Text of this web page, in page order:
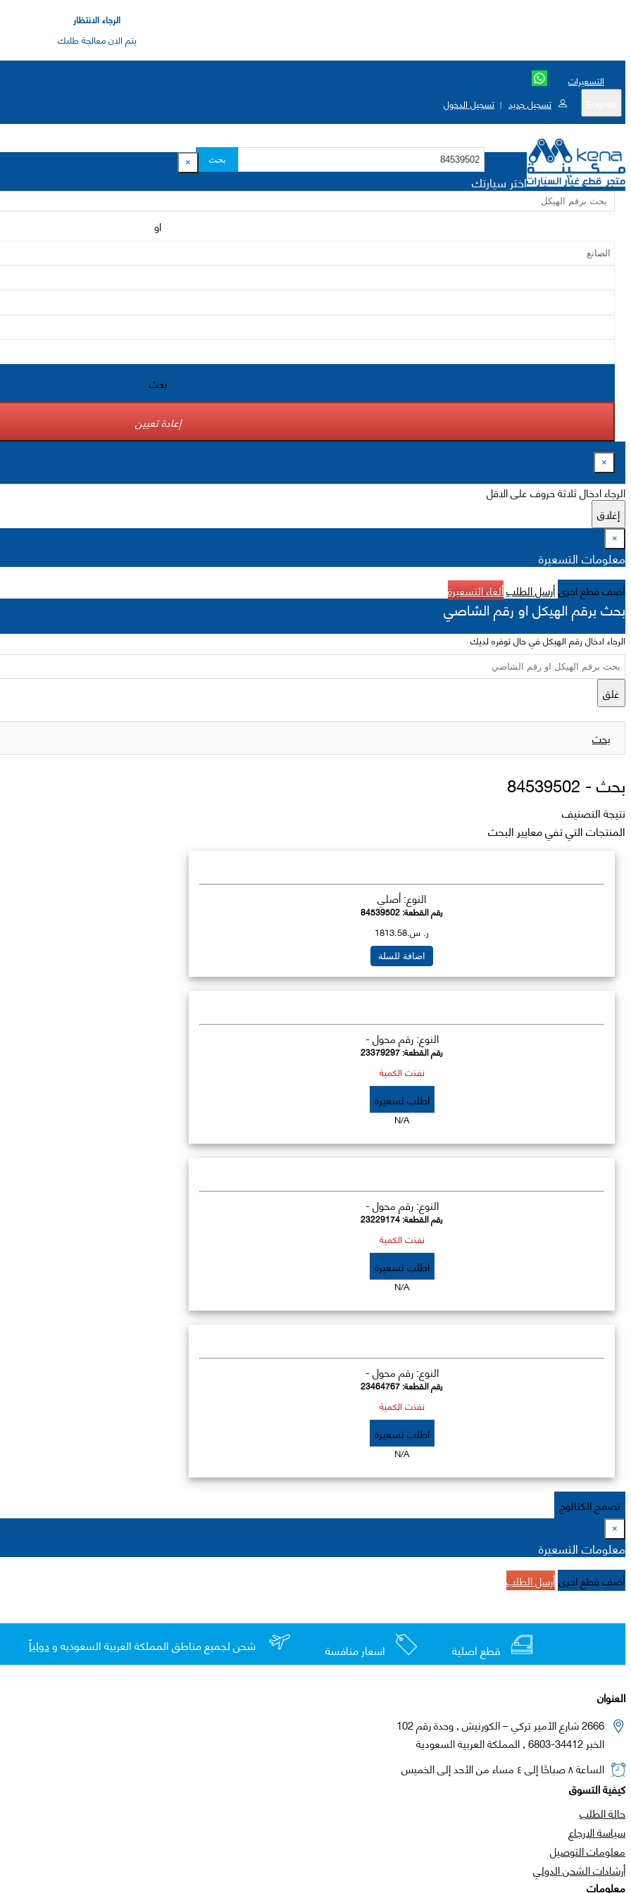
الرجاء الانتظار
يتم الان معالجة طلبك
التسعيرات
تسجيل جديد | تسجيل الدخول
بحث ×
اختر سيارتك
او
بحث
إعادة تعيين
×
الرجاء ادخال ثلاثة حروف على الاقل
إغلاق
×
معلومات التسعيرة
أضف قطع اخرىأرسل الطلبألغاء التسعيرة
بحث برقم الهيكل او رقم الشاصي
الرجاء ادخال رقم الهيكل في حال توفره لديك
غلق
بحث
بحث - 84539502
نتيجة التصنيف
المنتجات التي تفي معايير البحث
النوع: أصلي
رقم القطعة:84539502
ر. س.1813.58
اضافة للسلة
النوع: رقم محول -
رقم القطعة:23379297
نفذت الكمية
اطلب تسعيرة
N/A
النوع: رقم محول -
رقم القطعة:23229174
نفذت الكمية
اطلب تسعيرة
N/A
النوع: رقم محول -
رقم القطعة:23464767
نفذت الكمية
اطلب تسعيرة
N/A
تصفح الكتالوج
×
معلومات التسعيرة
أضف قطع اخرىأرسل الطلب
قطع اصلية اسعار منافسة شحن لجميع مناطق المملكة العربية السعوديه ودولياً
العنوان
2666 شارع الأمير تركي – الكورنيش , وحدة رقم 102
الخبر 34412-6803 , المملكة العربية السعودية
الساعة ٨ صباحًا إلى ٤ مساء من الأحد إلى الخميس
كيفية التسوق
حالة الطلب
سياسة الارجاع
معلومات التوصيل
أرشادات الشحن الدولي
معلومات